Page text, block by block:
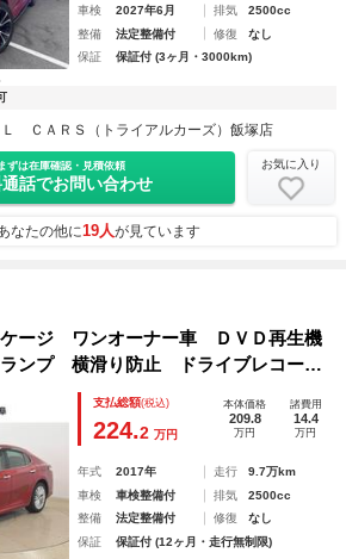
車検
2027年6月 排気
2500cc
整備
法定整備付 修復
なし
保証
保証付 (3ヶ月・3000km)
Ｌ ＣＡＲＳ（トライアルカーズ）飯塚店
まずは在庫確認・見積依頼
話でお問い合わせ
お気に入り
なたの他に19人が見ています
ージ ワンオーナー車 ＤＶＤ再生機
ンプ 横滑り防止 ドライブレコー
マートキ－ 電動シート イモビライ
クルーズコントロール 本革シート
支払総額(税込)
224.2 万円
本体価格
209.8
万円
諸費用
14.4
万円
年式 2017年 走行
9.7万km
車検
車検整備付 排気
2500cc
整備
法定整備付 修復
なし
保証
保証付 (12ヶ月・走行無制限)